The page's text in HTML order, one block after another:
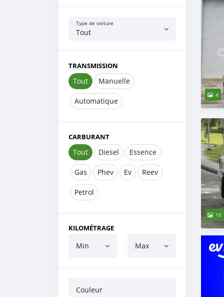
Type de voiture
Tout
TRANSMISSION
Tout Manuelle
Automatique
CARBURANT
Tout Diesel Essence
Gas Phev Ev Reev
Petrol
KILOMÉTRAGE
Min Max
Couleur
4
10